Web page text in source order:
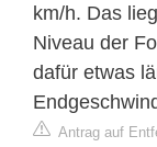
km/h. Das
Niveau der
dafür etwas
Antrag auf